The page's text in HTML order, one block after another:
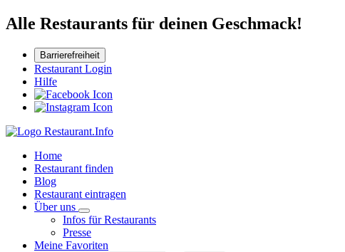
Alle Restaurants für deinen Geschmack!
Barrierefreiheit
Restaurant Login
Hilfe
Home
Restaurant finden
Blog
Restaurant eintragen
Über uns
Infos für Restaurants
Presse
Meine Favoriten